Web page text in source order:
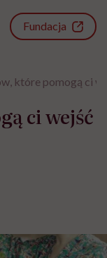
Fundacja
które pomogą ci
ci wejść